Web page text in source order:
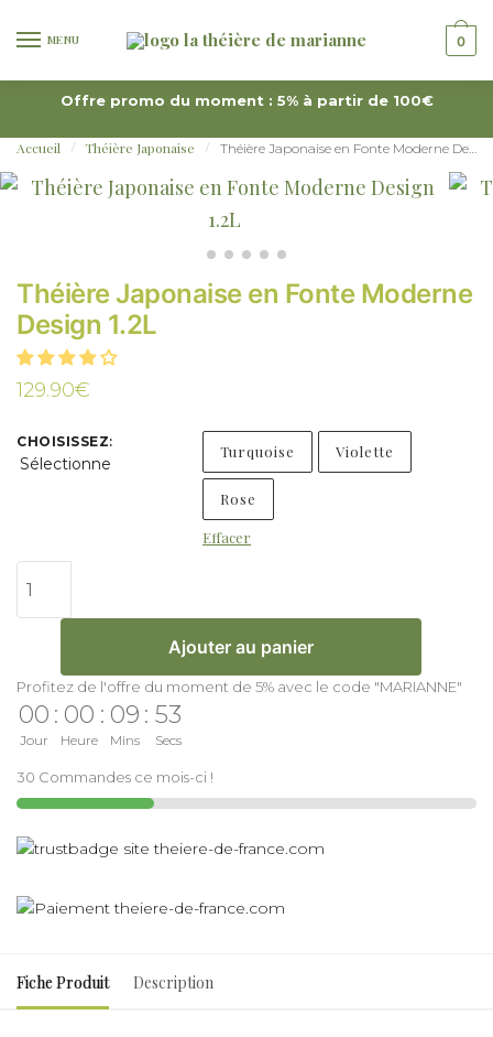
MENU 0
Offre promo du moment : 5% à partir de 100€
Accueil / Théière Japonaise / Théière Japonaise en Fonte Moderne Design 1.2L
Théière Japonaise en Fonte Moderne
Design 1.2L
129.90€
CHOISISSEZ:
Sélectionne
Turquoise Violette
Rose
Effacer
Ajouter au panier
Profitez de l'offre du moment de 5% avec le code "MARIANNE"
00
Jour
: 00
Heure
: 09
Mins
: 52
Secs
30 Commandes ce mois-ci !
Fiche Produit Description